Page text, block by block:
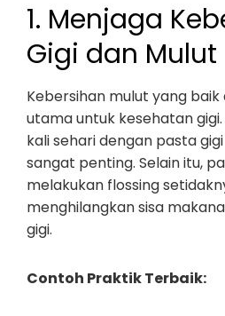
1. Menjaga
Gigi dan Mulut
Kebersihan mulut yang
utama untuk kesehatan
kali sehari dengan pasta
sangat penting. Selain itu,
melakukan flossing
menghilangkan sisa
gigi.
Contoh Praktik Terbaik: